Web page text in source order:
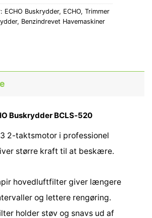
ECHO Buskrydder, ECHO, Trimmer
, Benzindrevet Havemaskiner
Buskrydder BCLS-520
2-taktsmotor i professionel
større kraft til at beskære.
hovedluftfilter giver længere
og lettere rengøring.
holder støv og snavs ud af